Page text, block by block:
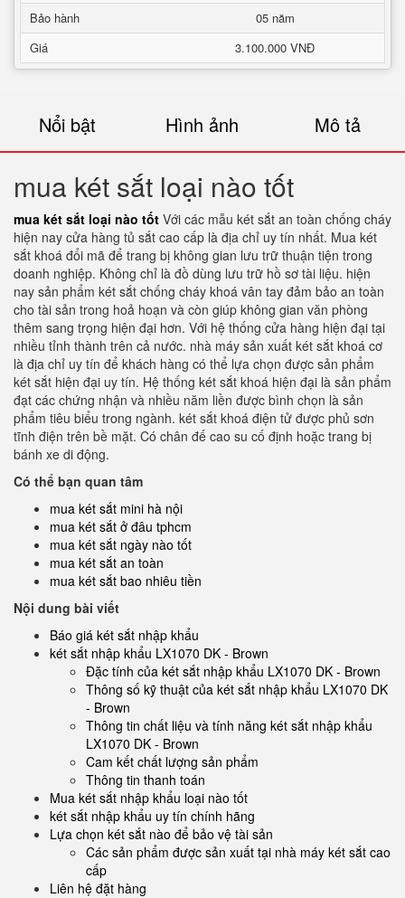
Bảo hành
05 năm
Giá
3.100.000 VNĐ
Nổi bật Hình ảnh Mô tả
mua két sắt loại nào tốt
mua két sắt loại nào tốt Với các mẫu két sắt an toàn chống cháy
hiện nay cửa hàng tủ sắt cao cấp là địa chỉ uy tín nhất. Mua két
sắt khoá đổi mã để trang bị không gian lưu trữ thuận tiện trong
doanh nghiệp. Không chỉ là đồ dùng lưu trữ hồ sơ tài liệu. hiện
nay sản phẩm két sắt chống cháy khoá vân tay đảm bảo an toàn
cho tài sản trong hoả hoạn và còn giúp không gian văn phòng
thêm sang trọng hiện đại hơn. Với hệ thống cửa hàng hiện đại tại
nhiều tỉnh thành trên cả nước. nhà máy sản xuất két sắt khoá cơ
là địa chỉ uy tín để khách hàng có thể lựa chọn được sản phẩm
két sắt hiện đại uy tín. Hệ thống két sắt khoá hiện đại là sản phẩm
đạt các chứng nhận và nhiều năm liền được bình chọn là sản
phẩm tiêu biểu trong ngành. két sắt khoá điện tử được phủ sơn
tĩnh điện trên bề mặt. Có chân đế cao su cố định hoặc trang bị
bánh xe di động.
Có thể bạn quan tâm
mua két sắt mini hà nội
mua két sắt ở đâu tphcm
mua két sắt ngày nào tốt
mua két sắt an toàn
mua két sắt bao nhiêu tiền
Nội dung bài viết
Báo giá két sắt nhập khẩu
két sắt nhập khẩu LX1070 DK - Brown
Đặc tính của két sắt nhập khẩu LX1070 DK - Brown
Thông số kỹ thuật của két sắt nhập khẩu LX1070 DK
- Brown
Thông tin chất liệu và tính năng két sắt nhập khẩu
LX1070 DK - Brown
Cam kết chất lượng sản phẩm
Thông tin thanh toán
Mua két sắt nhập khẩu loại nào tốt
két sắt nhập khẩu uy tín chính hãng
Lựa chọn két sắt nào để bảo vệ tài sản
Các sản phẩm được sản xuất tại nhà máy két sắt cao
cấp
Liên hệ đặt hàng